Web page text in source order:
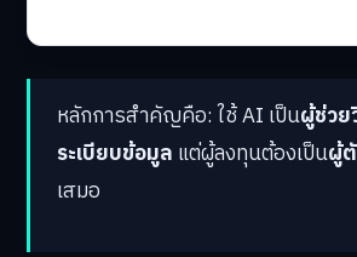
หลักการสำคัญคือ: ใช้ AI เป็นผู้ช่วย
ระเบียบข้อมูล แต่ผู้ลงทุนต้องเป็นผู้
เสมอ